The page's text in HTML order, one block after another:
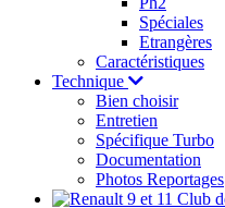
Spéciales
Etrangères
Caractéristiques
Technique
Bien choisir
Entretien
Spécifique Turbo
Documentation
Photos Reportages